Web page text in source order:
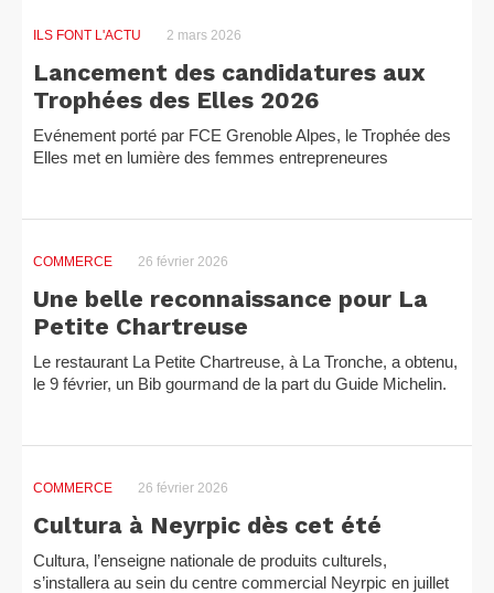
ILS FONT L'ACTU 2 mars 2026
Lancement des candidatures aux
Trophées des Elles 2026
Evénement porté par FCE Grenoble Alpes, le Trophée des
Elles met en lumière des femmes entrepreneures
COMMERCE 26 février 2026
Une belle reconnaissance pour La
Petite Chartreuse
Le restaurant La Petite Chartreuse, à La Tronche, a obtenu,
le 9 février, un Bib gourmand de la part du Guide Michelin.
COMMERCE 26 février 2026
Cultura à Neyrpic dès cet été
Cultura, l’enseigne nationale de produits culturels,
s’installera au sein du centre commercial Neyrpic en juillet